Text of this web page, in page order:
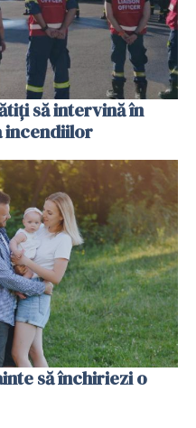
să intervină în
incendiilor
să închiriezi o